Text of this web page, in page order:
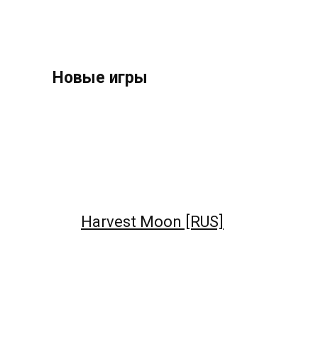
Новые игры
Harvest Moon [RUS]